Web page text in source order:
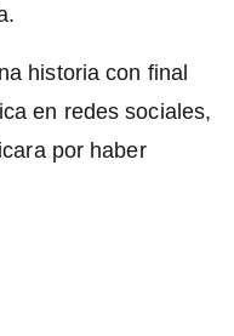
historia con final
en redes sociales,
por haber